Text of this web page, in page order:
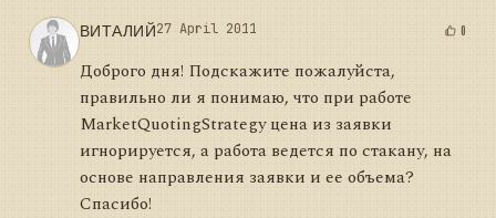
ВИТАЛИЙ27 April 2011 0
Доброго дня! Подскажите пожалуйста,
правильно ли я понимаю, что при работе
MarketQuotingStrategy цена из заявки
игнорируется, а работа ведется по стакану, на
основе направления заявки и ее объема?
Спасибо!